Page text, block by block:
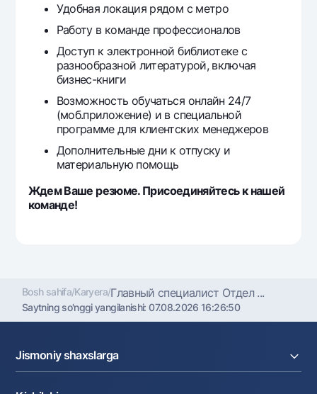
Удобная локация рядом с метро
Работу в команде профессионалов
Доступ к электронной библиотеке с
разнообразной литературой, включая
бизнес-книги
Возможность обучаться онлайн 24/7
(моб.приложение) и в специальной
программе для клиентских менеджеров
Дополнительные дни к отпуску и
материальную помощь
Ждем Ваше резюме. Присоединяйтесь к нашей
команде!
Bosh sahifa/Karyera/Главный специалист Отдел ...
Saytning so'nggi yangilanishi:07.08.2026 16:26:50
Jismoniy shaxslarga